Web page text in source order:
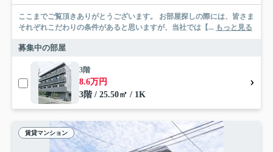
ここまでご覧頂きありがとうございます。 お部屋探しの際には、皆さま
それぞれこだわりの条件があると思いますが、当社では【... もっと見る
募集中の部屋
3階
8.6万円
3階 / 25.50㎡ / 1K
賃貸マンション